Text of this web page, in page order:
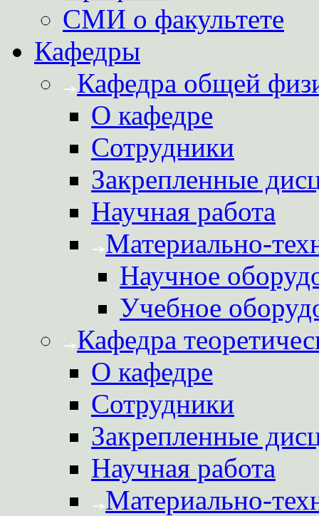
СМИ о факультете
Кафедры
Кафедра общей
О кафедре
Сотрудники
Закрепленные
Научная работа
Материально-
Научное
Учебное
Кафедра
О кафедре
Сотрудники
Закрепленные
Научная работа
Материально-